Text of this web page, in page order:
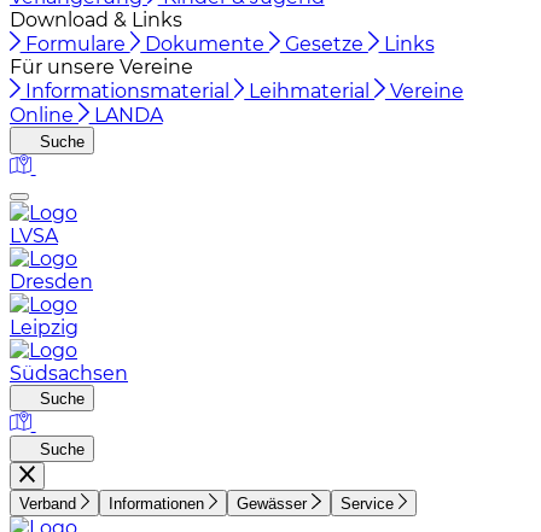
Download & Links
Formulare
Dokumente Gesetze
Links
Für unsere Vereine
Informationsmaterial
Leihmaterial Vereine
Online
LANDA
Suche
LVSA
Dresden
Leipzig
Südsachsen
Suche
Suche
Verband Informationen Gewässer Service